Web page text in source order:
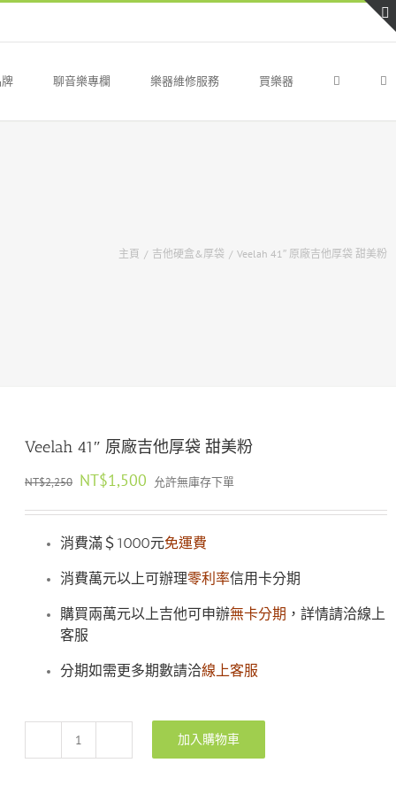
聊音樂專欄 樂器維修服務 買樂器
主頁 / 吉他硬盒&厚袋 / Veelah 41″ 原廠吉他厚袋 甜美粉
Veelah 41″ 原廠吉他厚袋 甜美粉
NT$2,250 原
價
NT$2,250。
NT$1,500目
價
NT$1,500。
允許無庫存下單
消費滿＄1000元免運費
消費萬元以上可辦理零利率信用卡分期
購買兩萬元以上吉他可申辦無卡分期 ，詳情請洽線上
客服
分期如需更多期數請洽線上客服
Veelah
加入購物車